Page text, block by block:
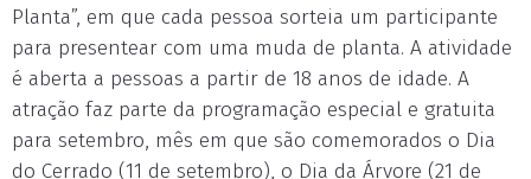
Planta”, em que cada pessoa sorteia um participante
para presentear com uma muda de planta. A atividade
é aberta a pessoas a partir de 18 anos de idade. A
atração faz parte da programação especial e gratuita
para setembro, mês em que são comemorados o Dia
do Cerrado (11 de setembro), o Dia da Árvore (21 de